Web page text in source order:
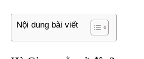
Nội dung bài viết